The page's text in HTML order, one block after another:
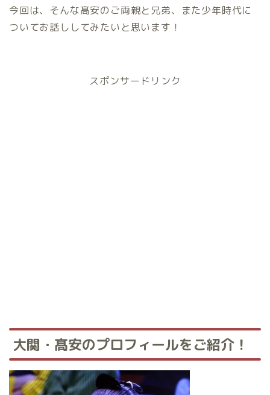
今回は、そんな髙安のご両親と兄弟、また少年時代に
ついてお話ししてみたいと思います！
スポンサードリンク
大関・髙安のプロフィールをご紹介！